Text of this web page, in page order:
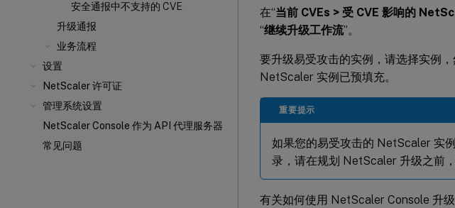
安全通报中不支持的 CVE
升级通报
业务流程
设置
NetScaler 许可证
管理系统设置
NetScaler Console 作为 API 代理服务器
常见问题
在“当前 CVEs > 受 CVE 影响的
“继续升级工作流”。
要升级易受攻击的实例，请选择实例，
NetScaler 实例已预填充。
重要提示
如果您的易受攻击的 NetScaler 实
录，请在规划 NetScaler 升级之前
有关如何使用 NetScaler Console 升